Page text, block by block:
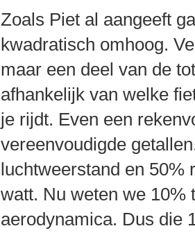
Zoals Piet al aangeeft
kwadratisch omhoog.
maar een deel van de
afhankelijk van welke
je rijdt. Even een
vereenvoudigde
luchtweerstand en 50%
watt. Nu weten we 10%
aerodynamica. Dus die